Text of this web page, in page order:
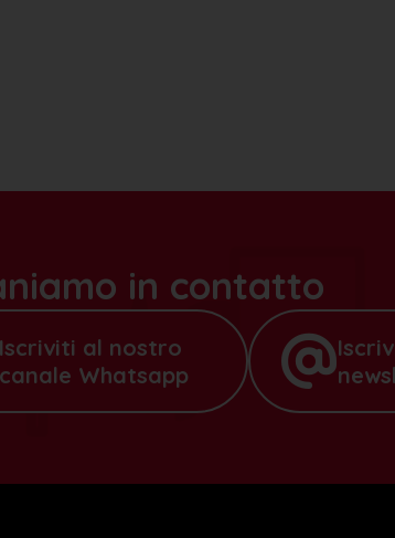
in contatto
Iscriviti al nostro
canale Whatsapp